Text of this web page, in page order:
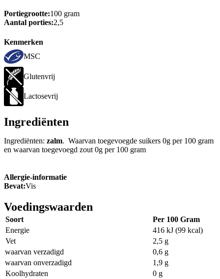
Portiegrootte:100 gram
Aantal porties:2,5
Kenmerken
MSC
Glutenvrij
Lactosevrij
Ingrediënten
Ingrediënten: zalm. Waarvan toegevoegde suikers 0g per 100 gram
en waarvan toegevoegd zout 0g per 100 gram
Allergie-informatie
Bevat:Vis
Voedingswaarden
Soort
Per 100 Gram
Energie
416 kJ (99 kcal)
Vet
2,5 g
waarvan verzadigd
0,6 g
waarvan onverzadigd
1,9 g
Koolhydraten
0 g